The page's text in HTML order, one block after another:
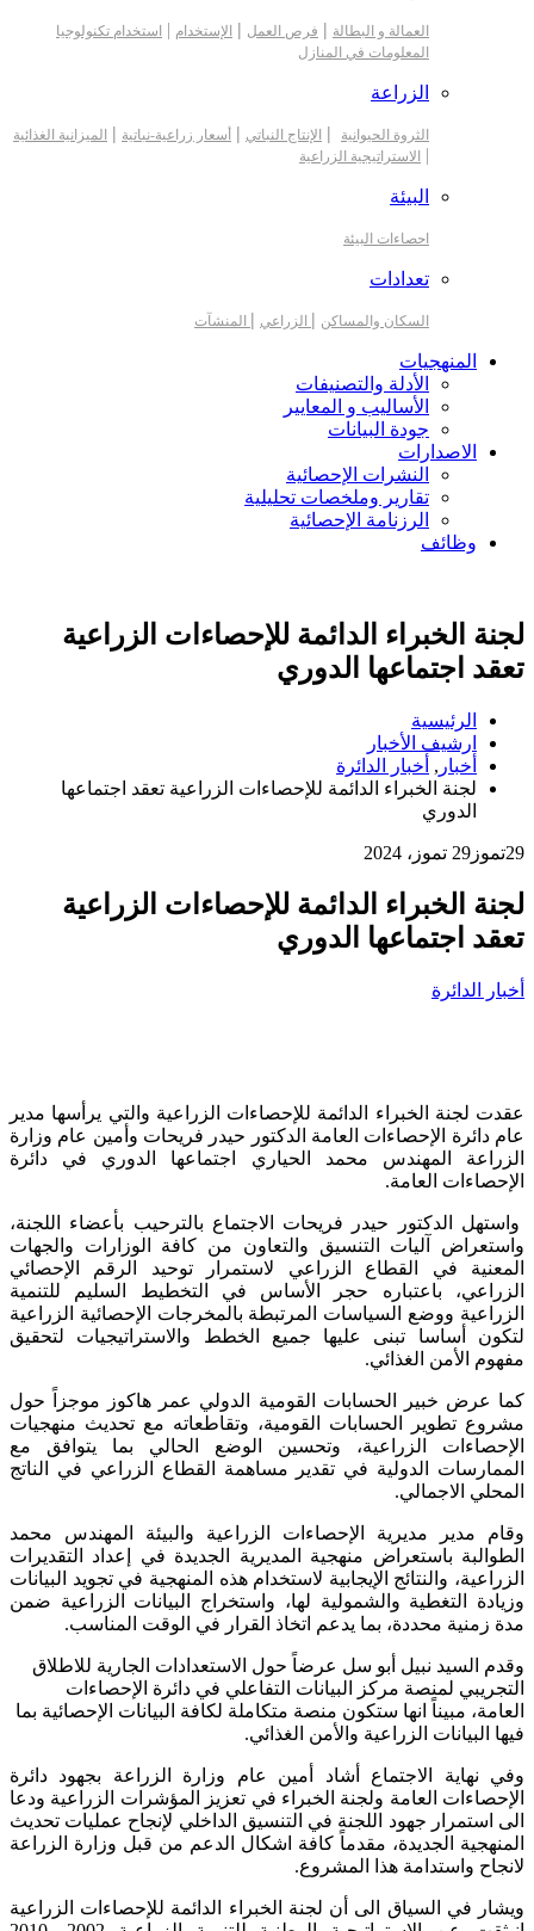
العمالة و البطالة | فرص العمل | الإستخدام |
استخدام تكنولوجيا
المعلومات في المنازل
الزراعة
الثروة الحيوانية | الإنتاج النباتي | أسعار زراعية-نباتية | الميزانية الغذائية
| الاستراتيجية الزراعية
البيئة
احصاءات البيئة
تعدادات
السكان والمساكن | الزراعي | المنشآت
المنهجيات
الأدلة والتصنيفات
الأساليب و المعايير
جودة البيانات
الاصدارات
النشرات الإحصائية
تقارير وملخصات تحليلية
الرزنامة الإحصائية
وظائف
لجنة الخبراء الدائمة للإحصاءات الزراعية
تعقد اجتماعها الدوري
الرئيسية
ارشيف الأخبار
أخبار , أخبار الدائرة
لجنة الخبراء الدائمة للإحصاءات الزراعية تعقد اجتماعها
الدوري
29تموز 29 تموز، 2024
لجنة الخبراء الدائمة للإحصاءات الزراعية
تعقد اجتماعها الدوري
أخبار الدائرة
عقدت لجنة الخبراء الدائمة للإحصاءات الزراعية والتي يرأسها مدير
عام دائرة الإحصاءات العامة الدكتور حيدر فريحات وأمين عام وزارة
الزراعة المهندس محمد الحياري اجتماعها الدوري في دائرة
الإحصاءات العامة.
واستهل الدكتور حيدر فريحات الاجتماع بالترحيب بأعضاء اللجنة،
واستعراض آليات التنسيق والتعاون من كافة الوزارات والجهات
المعنية في القطاع الزراعي لاستمرار توحيد الرقم الإحصائي
الزراعي، باعتباره حجر الأساس في التخطيط السليم للتنمية
الزراعية ووضع السياسات المرتبطة بالمخرجات الإحصائية الزراعية
لتكون أساسا تبنى عليها جميع الخطط والاستراتيجيات لتحقيق
مفهوم الأمن الغذائي.
كما عرض خبير الحسابات القومية الدولي عمر هاكوز موجزاً حول
مشروع تطوير الحسابات القومية، وتقاطعاته مع تحديث منهجيات
الإحصاءات الزراعية، وتحسين الوضع الحالي بما يتوافق مع
الممارسات الدولية في تقدير مساهمة القطاع الزراعي في الناتج
المحلي الاجمالي.
وقام مدير مديرية الإحصاءات الزراعية والبيئة المهندس محمد
الطوالبة باستعراض منهجية المديرية الجديدة في إعداد التقديرات
الزراعية، والنتائج الإيجابية لاستخدام هذه المنهجية في تجويد البيانات
وزيادة التغطية والشمولية لها، واستخراج البيانات الزراعية ضمن
مدة زمنية محددة، بما يدعم اتخاذ القرار في الوقت المناسب.
وقدم السيد نبيل أبو سل عرضاً حول الاستعدادات الجارية للاطلاق
التجريبي لمنصة مركز البيانات التفاعلي في دائرة الإحصاءات
العامة، مبيناً انها ستكون منصة متكاملة لكافة البيانات الإحصائية بما
فيها البيانات الزراعية والأمن الغذائي.
وفي نهاية الاجتماع أشاد أمين عام وزارة الزراعة بجهود دائرة
الإحصاءات العامة ولجنة الخبراء في تعزيز المؤشرات الزراعية ودعا
الى استمرار جهود اللجنة في التنسيق الداخلي لإنجاح عمليات تحديث
المنهجية الجديدة، مقدماً كافة اشكال الدعم من قبل وزارة الزراعة
لانجاح واستدامة هذا المشروع.
ويشار في السياق الى أن لجنة الخبراء الدائمة للإحصاءات الزراعية